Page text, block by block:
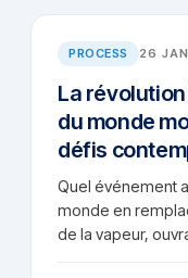
PROCESS 26
La
du monde
défis
Quel événement
monde en
de la vapeur,